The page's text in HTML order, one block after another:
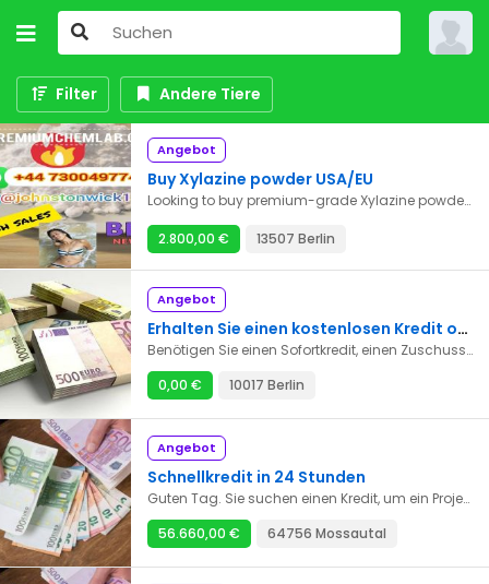
Filter Andere Tiere
Angebot
Buy Xylazine powder USA/EU
Looking to buy premium-grade Xylazine powder online? Visit Premiumchemlab – your trusted supplier for high-purity Xylazine for veterinary and research use only. We offer: ✅ ≥99% purity Xylazine HCl ✅ Bulk and small quantities available ✅ Fast, discreet global shipping ✅ Full documentation: COA & MSDS included ✅ Secure checkout & excellent support Our Xylazine is tested for quality and safety, trusted by licensed veterinary clinics, animal labs, and academic researchers. Competitive pricing and reliable delivery worldwide. ???? Order now at www.premiumchemlab.com Telegram……. @johnstonwick1 WhatsApp……+44 7300497745 https://www.premiumchemlab.com/ ⚠️ Not for human use. For licensed institutions and authorized use only. Xylazine for sale Xylazine CAS 7361-61-7 Xylazine HCl/Xylazine Hydrochloride/Xylazine CAS 7361-61-7 CAS 23076-35-9 Xylazine for sale Xylazine CAS 7361-61-7 Buy Xylazine online Purchase Xylazine powder Xylazine supplier online High purity Xylazine Where to buy Xylazine legally Best Xylazine supplier for veterinary use Lab-tested Xylazine powder for sale Xylazine HCl for research use Xylazine bulk order with COA Veterinary tranquilizer for sale Animal sedative Xylazine supplier Research-grade Xylazine buy online Xylazine 7361-61-7 for sale Buy Xylazine powder USA/EU We supply to veterinary clinics, research labs, and authorized chemical distributors.
2.800,00 € 13507 Berlin
Angebot
Erhalten Sie einen kostenlosen Kredit ohne Gebühren.
Benötigen Sie einen Sofortkredit, einen Zuschuss oder einen Handelskredit? Dann sind Sie hier genau richtig. Beantragen Sie schnell einen kurz- oder langfristigen Kredit und senden Sie uns eine E-Mail: guzman.augustin72@gmail.com
0,00 €
10017 Berlin
Angebot
Schnellkredit in 24 Stunden
Guten Tag. Sie suchen einen Kredit, um ein Projekt zu realisieren? Dann bin ich Ihr Ansprechpartner. Erhalten Sie einen Kredit zwischen 5.000 und 3.000.000 Euro für die Investition, von der Sie schon immer geträumt haben. Wir verfügen über ein Team von sehr dynamischen Experten, die Ihnen innerhalb von maximal 48 Stunden eine zufriedenstellende Lösung anbieten werden. Der jährliche Zinssatz beträgt 2 % und die maximale Laufzeit des Kredits beträgt 25 Jahre. Ob Sie einen Kredit oder eine Investition benötigen, zögern Sie nicht, uns zu kontaktieren. Kontakt: schermerbrittaanni@gmail.com
56.660,00 €
64756 Mossautal